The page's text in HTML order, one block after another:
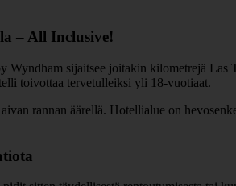
– All Inclusive!
sijaitsee joitakin kilometrejä Las
toivottaa tervetulleiksi yli 18-vuotiaat.
rannan äärellä. Hotellialue on